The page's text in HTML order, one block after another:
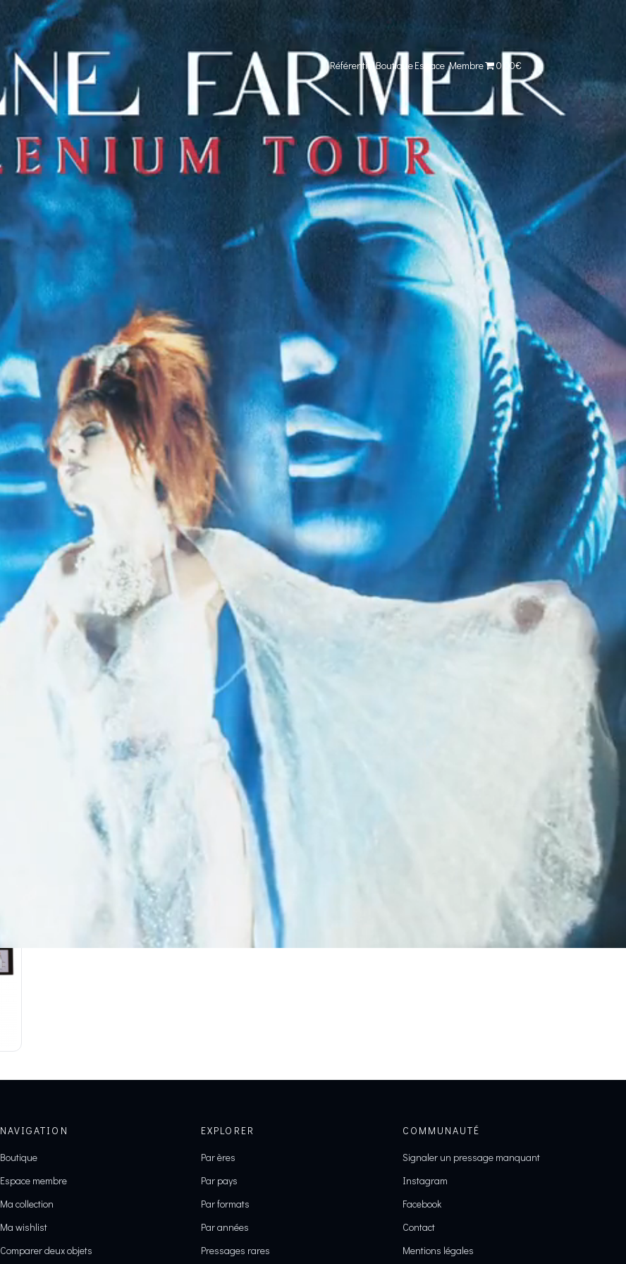
RéférentielBoutiqueEspace Membre 0,00€
Ajouter à ma collection Ajouter à ma wishlist Comparer cet objet Voir ma collection
PLAN MEDIA MISSPRINT –
MYLENIUM TOUR
Ère · Mylènium tour Projet · Mylenium Tour Matériel Pro 2000
PARTICULARITÉ(S)
Erreur de pressage
Double impression de la fumé decalant tout
NAVIGATION
Boutique
Espace membre
Ma collection
Ma wishlist
Comparer deux objets
EXPLORER
Par ères
Par pays
Par formats
Par années
Pressages rares
COMMUNAUTÉ
Signaler un pressage manquant
Instagram
Facebook
Contact
Mentions légales